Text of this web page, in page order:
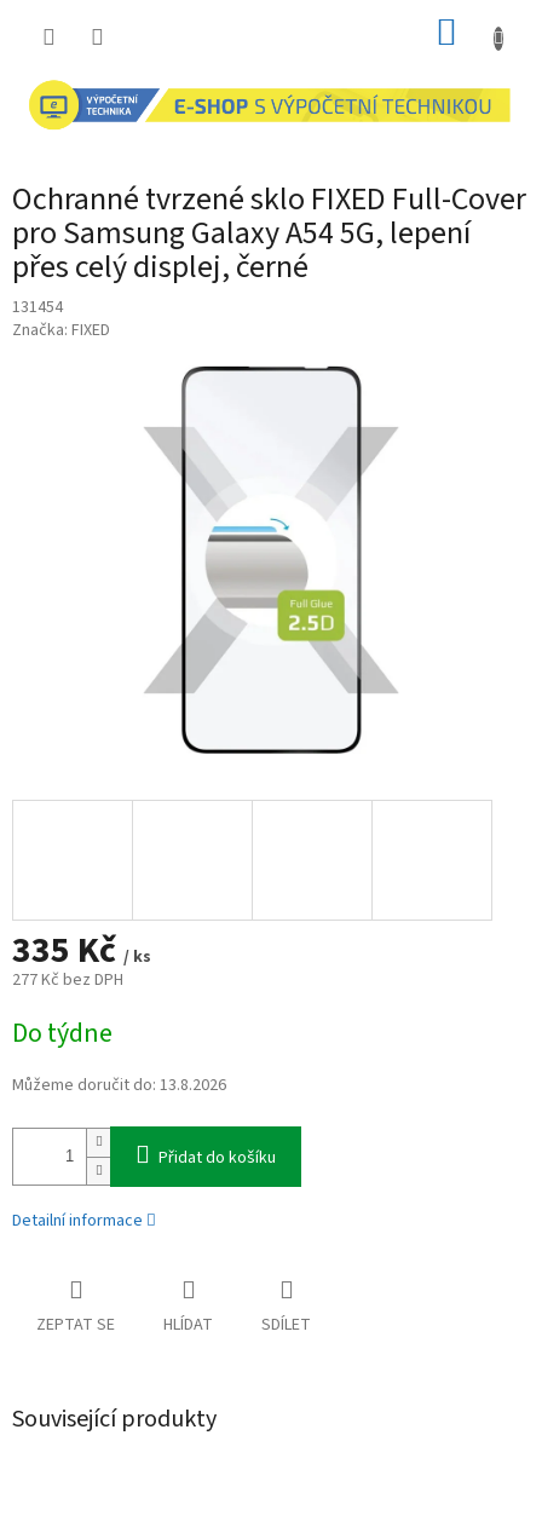
Ochranné tvrzené sklo FIXED Full-Cover
pro Samsung Galaxy A54 5G, lepení
přes celý displej, černé
131454
Značka: FIXED
335 Kč / ks
277 Kč bez DPH
cena:
Do týdne
Můžeme doručit do: 13.8.2026
Přidat do košíku
Detailní informace
ZEPTAT SE HLÍDAT SDÍLET
Související produkty